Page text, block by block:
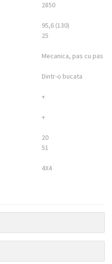
2850
95,6 (130)
25
Mecanica, pas cu pas
Dintr-o bucata
+
+
20
51
4X4